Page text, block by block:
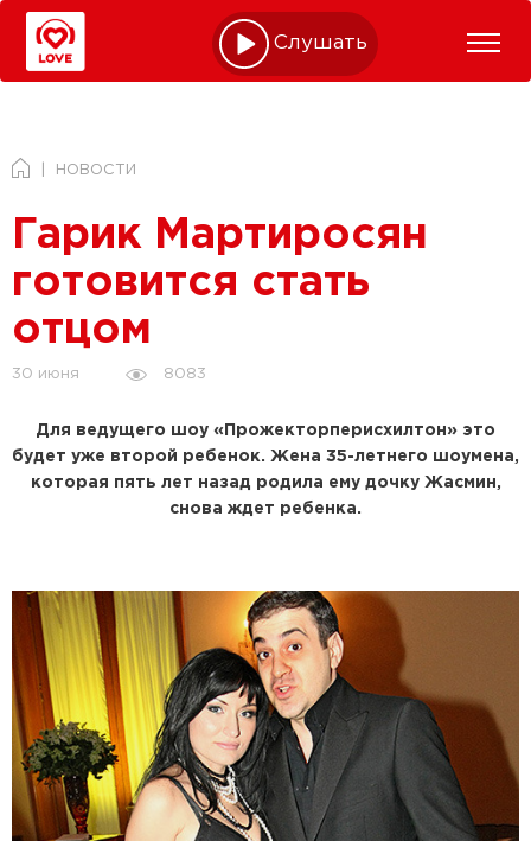
Слушать online
НОВОСТИ
Гарик Мартиросян
готовится стать
отцом
30 июня 8083
Для ведущего шоу «Прожекторперисхилтон» это
будет уже второй ребенок. Жена 35-летнего шоумена,
которая пять лет назад родила ему дочку Жасмин,
снова ждет ребенка.